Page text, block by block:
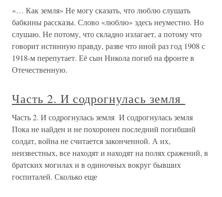
«… Как земля» Не могу сказать, что люблю слушать
бабкины рассказы. Слово «люблю» здесь неуместно. Но
слушаю. Не потому, что складно излагает, а потому что
говорит истинную правду, разве что иной раз год 1908 с
1918-м перепутает. Её сын Никола погиб на фронте в
Отечественную.
Часть 2. И содрогнулась земля
Часть 2. И содрогнулась земля И содрогнулась земля
Пока не найден и не похоронен последний погибший
солдат, война не считается законченной. А их,
неизвестных, все находят и находят на полях сражений, в
братских могилах и в одиночных вокруг бывших
госпиталей. Сколько еще